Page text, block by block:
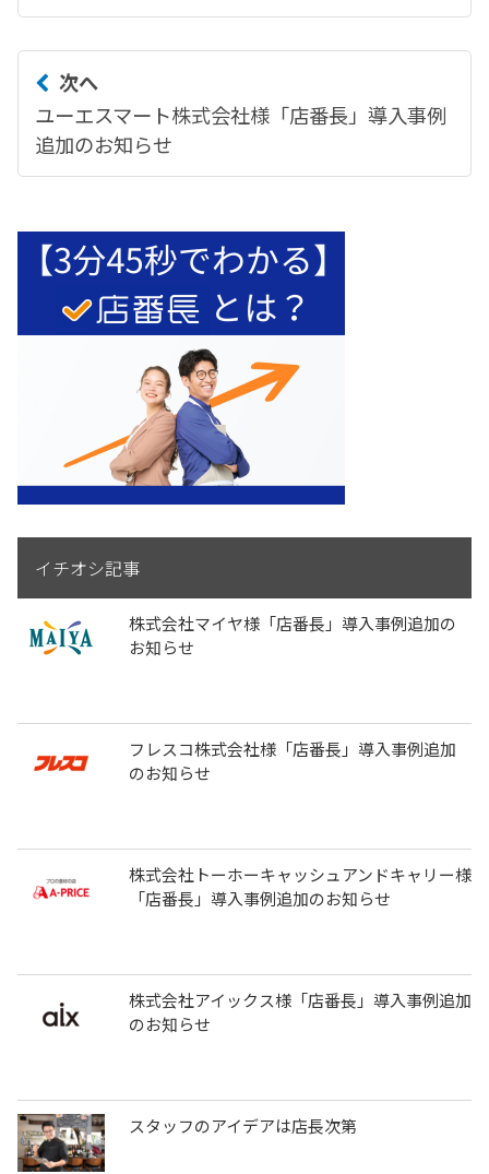
次へ
ユーエスマート株式会社様「店番長」導入事例
追加のお知らせ
イチオシ記事
株式会社マイヤ様「店番長」導入事例追加の
お知らせ
フレスコ株式会社様「店番長」導入事例追加
のお知らせ
株式会社トーホーキャッシュアンドキャリー様
「店番長」導入事例追加のお知らせ
株式会社アイックス様「店番長」導入事例追加
のお知らせ
スタッフのアイデアは店長次第